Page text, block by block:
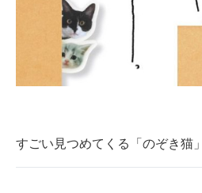
すごい見つめてくる「のぞき猫